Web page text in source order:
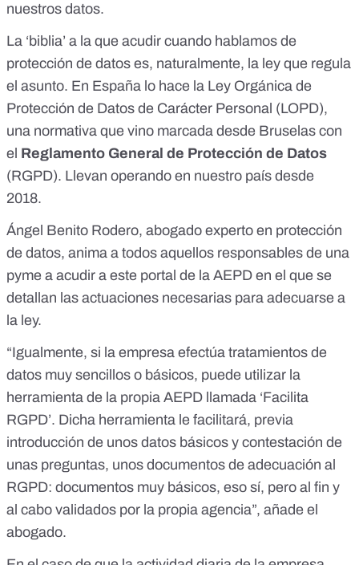
nuestros datos.
La ‘biblia’ a la que acudir cuando hablamos de
protección de datos es, naturalmente, la ley que regula
el asunto. En España lo hace la Ley Orgánica de
Protección de Datos de Carácter Personal (LOPD),
una normativa que vino marcada desde Bruselas con
el Reglamento General de Protección de Datos
(RGPD). Llevan operando en nuestro país desde
2018.
Ángel Benito Rodero, abogado experto en protección
de datos, anima a todos aquellos responsables de una
pyme a acudir a este portal de la AEPD en el que se
detallan las actuaciones necesarias para adecuarse a
la ley.
“Igualmente, si la empresa efectúa tratamientos de
datos muy sencillos o básicos, puede utilizar la
herramienta de la propia AEPD llamada ‘Facilita
RGPD’. Dicha herramienta le facilitará, previa
introducción de unos datos básicos y contestación de
unas preguntas, unos documentos de adecuación al
RGPD: documentos muy básicos, eso sí, pero al fin y
al cabo validados por la propia agencia”, añade el
abogado.